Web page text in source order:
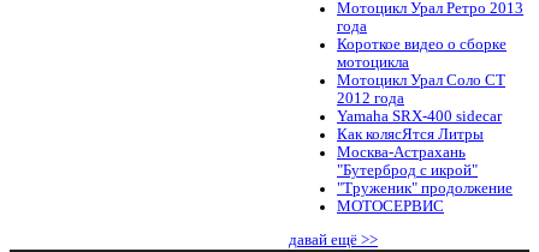
Мотоцикл Урал Ретро 2013
года
Короткое видео о сборке
мотоцикла
Мотоцикл Урал Соло СТ
2012 года
Yamaha SRX-400 sidecar
Как колясЯтся Литры
Москва-Астрахань
"Бутерброд с икрой"
"Труженик" продолжение
МОТОСЕРВИС
давай ещё >>